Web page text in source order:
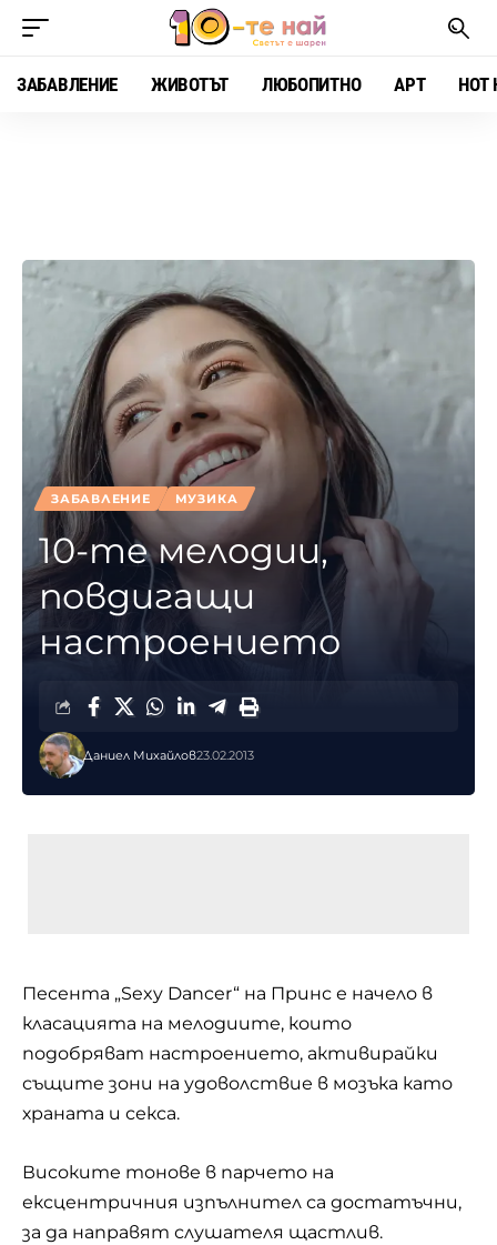
ЗАБАВЛЕНИЕ ЖИВОТЪТ ЛЮБОПИТНО АРТ HOT
ЗАБАВЛЕНИЕ МУЗИКА
10-те мелодии,
повдигащи
настроението
Даниел Михайлов23.02.2013
Песента „Sexy Dancer“ на Принс е начело в
класацията на мелодиите, които
подобряват настроението, активирайки
същите зони на удоволствие в мозъка като
храната и секса.
Високите тонове в парчето на
ексцентричния изпълнител са достатъчни,
за да направят слушателя щастлив.